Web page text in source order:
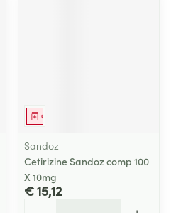
Geneesmiddel
Sandoz
Cetirizine Sandoz comp 100
X 10mg
€ 15,12